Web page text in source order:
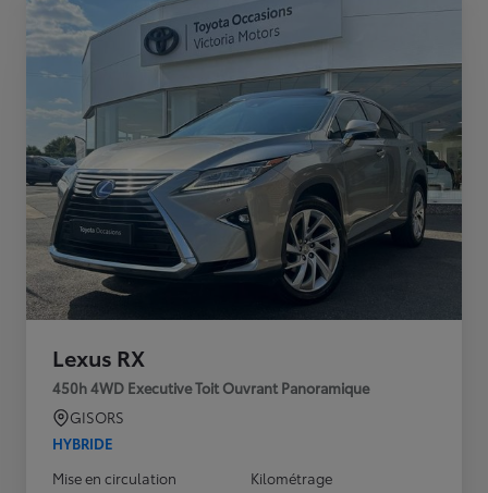
Lexus RX
450h 4WD Executive Toit Ouvrant Panoramique
GISORS
HYBRIDE
Mise en circulation
Kilométrage